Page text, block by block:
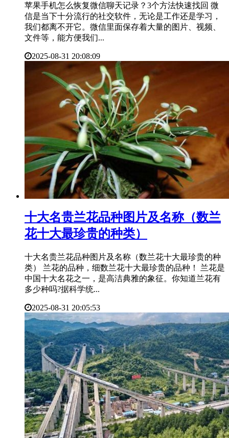
苹果手机怎么恢复微信聊天记录？3个方法快速找回 微
信是当下十分流行的社交软件，无论是工作还是学习，
我们都离不开它。微信里面保存着大量的图片、视频、
文件等，能方便我们...
2025-08-31 20:08:09
​十大名贵兰花品种图片及名称（数兰
花十大最珍贵的种类）
十大名贵兰花品种图片及名称（数兰花十大最珍贵的种
类） 兰花的品种，细数兰花十大最珍贵的品种！ 兰花是
中国十大名花之一，是高洁典雅的象征。你知道兰花有
多少种吗?据科学统...
2025-08-31 20:05:53